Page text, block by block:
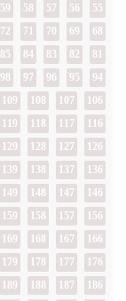
55
56
57
58
59
68
69
70
71
72
81
82
83
84
85
94
95
96
97
98
106
107
108
109
116
117
118
119
126
127
128
129
136
137
138
139
146
147
148
149
156
157
158
159
166
167
168
169
176
177
178
179
186
187
188
189